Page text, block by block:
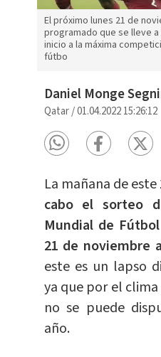
El próximo lunes 21 de
programado que se lleve
inicio a la máxima
fútbo
Daniel Monge
Qatar/01.04.2022 15:26:12
La mañana de este
cabo el sorteo
Mundial de
21 de noviembre
este es un lapso
ya que por el
no se puede
año.